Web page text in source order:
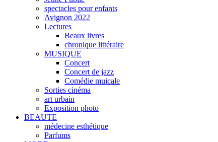
spectacles pour enfants
Avignon 2022
Lectures
Beaux livres
chronique littéraire
MUSIQUE
Concert
Concert de jazz
Comédie muicale
Sorties cinéma
art urbain
Exposition photo
BEAUTE
médecine esthétique
Parfums